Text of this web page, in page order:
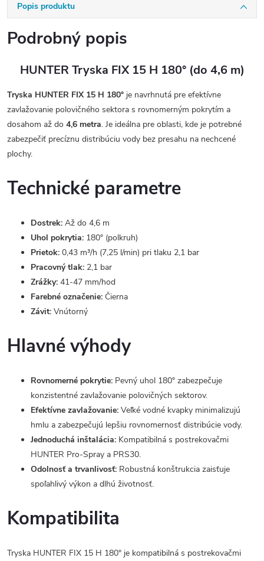
Popis produktu
Podrobný popis
HUNTER Tryska FIX 15 H 180° (do 4,6 m)
Tryska HUNTER FIX 15 H 180° je navrhnutá pre efektívne
zavlažovanie polovičného sektora s rovnomerným pokrytím a
dosahom až do 4,6 metra. Je ideálna pre oblasti, kde je potrebné
zabezpečiť precíznu distribúciu vody bez presahu na nechcené
plochy.
Technické parametre
Dostrek: Až do 4,6 m
Uhol pokrytia: 180° (polkruh)
Prietok: 0,43 m³/h (7,25 l/min) pri tlaku 2,1 bar
Pracovný tlak: 2,1 bar
Zrážky: 41-47 mm/hod
Farebné označenie: Čierna
Závit: Vnútorný
Hlavné výhody
Rovnomerné pokrytie: Pevný uhol 180° zabezpečuje
konzistentné zavlažovanie polovičných sektorov.
Efektívne zavlažovanie: Veľké vodné kvapky minimalizujú
hmlu a zabezpečujú lepšiu rovnomernosť distribúcie vody.
Jednoduchá inštalácia: Kompatibilná s postrekovačmi
HUNTER Pro-Spray a PRS30.
Odolnosť a trvanlivosť: Robustná konštrukcia zaisťuje
spoľahlivý výkon a dlhú životnosť.
Kompatibilita
Tryska HUNTER FIX 15 H 180° je kompatibilná s postrekovačmi